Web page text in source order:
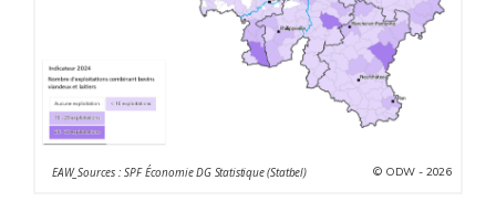
EAW_Sources : SPF Économie DG Statistique (Statbel) © ODW - 2026